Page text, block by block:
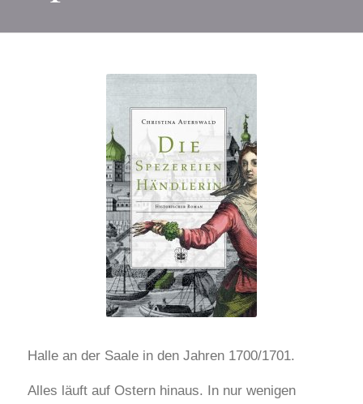
Halle an der Saale in den Jahren 1700/1701.
Alles läuft auf Ostern hinaus. In nur wenigen